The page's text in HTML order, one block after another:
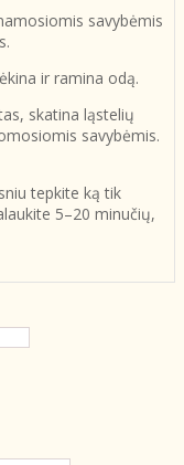
savybėmis
ir ramina odą.
skatina ląstelių
savybėmis.
tepkite ką tik
5–20 minučių,